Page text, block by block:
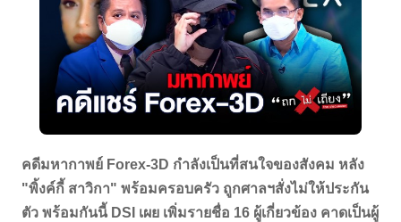
คดีมหากาพย์ Forex-3D กำลังเป็นที่สนใจของสังคม หลัง
"พิ้งค์กี้ สาวิกา" พร้อมครอบครัว ถูกศาลฯสั่งไม่ให้ประกัน
ตัว พร้อมกันนี้ DSI เผย เพิ่มรายชื่อ 16 ผู้เกี่ยวข้อง คาดเป็นผู้